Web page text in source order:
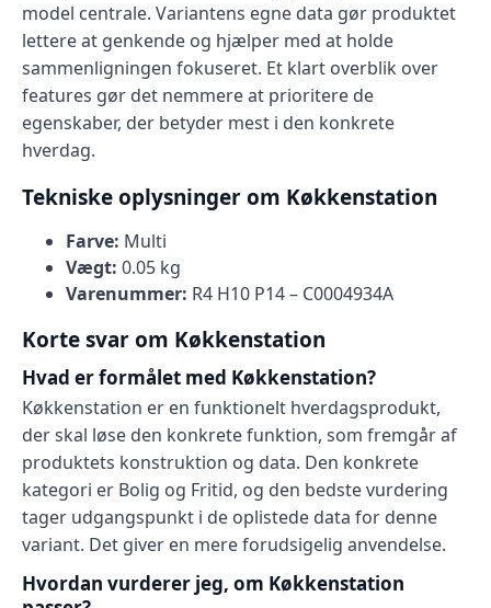
model centrale. Variantens egne data gør produktet
lettere at genkende og hjælper med at holde
sammenligningen fokuseret. Et klart overblik over
features gør det nemmere at prioritere de
egenskaber, der betyder mest i den konkrete
hverdag.
Tekniske oplysninger om Køkkenstation
Farve: Multi
Vægt: 0.05 kg
Varenummer: R4 H10 P14 – C0004934A
Korte svar om Køkkenstation
Hvad er formålet med Køkkenstation?
Køkkenstation er en funktionelt hverdagsprodukt,
der skal løse den konkrete funktion, som fremgår af
produktets konstruktion og data. Den konkrete
kategori er Bolig og Fritid, og den bedste vurdering
tager udgangspunkt i de oplistede data for denne
variant. Det giver en mere forudsigelig anvendelse.
Hvordan vurderer jeg, om Køkkenstation